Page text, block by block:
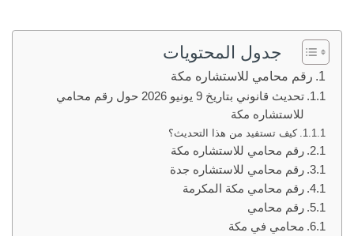
جدول المحتويات
رقم محامي للاستشاره مكة
تحديث قانوني بتاريخ 9 يونيو 2026 حول رقم محامي
للاستشاره مكة
كيف تستفيد من هذا التحديث؟
رقم محامي للاستشاره مكة
رقم محامي للاستشاره جدة
رقم محامي مكة المكرمة
رقم محامي
محامي في مكة